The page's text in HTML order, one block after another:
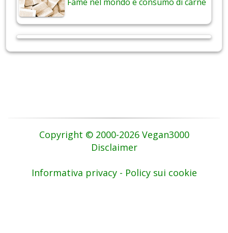
Copyright © 2000-2026 Vegan3000
Disclaimer
Informativa privacy - Policy sui cookie